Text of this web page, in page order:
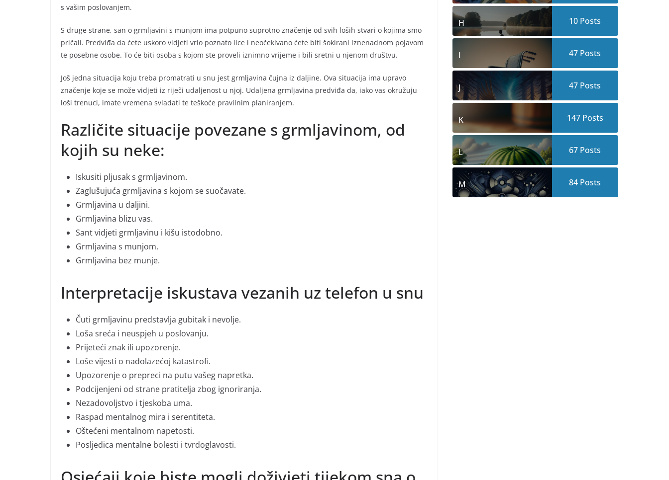
s vašim poslovanjem.
S druge strane, san o grmljavini s munjom ima potpuno suprotno značenje od svih loših stvari o kojima smo
pričali. Predviđa da ćete uskoro vidjeti vrlo poznato lice i neočekivano ćete biti šokirani iznenadnom pojavom
te posebne osobe. To će biti osoba s kojom ste proveli iznimno vrijeme i bili sretni u njenom društvu.
Još jedna situacija koju treba promatrati u snu jest grmljavina čujna iz daljine. Ova situacija ima upravo
značenje koje se može vidjeti iz riječi udaljenost u njoj. Udaljena grmljavina predviđa da, iako vas okružuju
loši trenuci, imate vremena svladati te teškoće pravilnim planiranjem.
Različite situacije povezane s grmljavinom, od
kojih su neke:
Iskusiti pljusak s grmljavinom.
Zaglušujuća grmljavina s kojom se suočavate.
Grmljavina u daljini.
Grmljavina blizu vas.
Sant vidjeti grmljavinu i kišu istodobno.
Grmljavina s munjom.
Grmljavina bez munje.
Interpretacije iskustava vezanih uz telefon u snu
Čuti grmljavinu predstavlja gubitak i nevolje.
Loša sreća i neuspjeh u poslovanju.
Prijeteći znak ili upozorenje.
Loše vijesti o nadolazećoj katastrofi.
Upozorenje o prepreci na putu vašeg napretka.
Podcijenjeni od strane pratitelja zbog ignoriranja.
Nezadovoljstvo i tjeskoba uma.
Raspad mentalnog mira i serentiteta.
Oštećeni mentalnom napetosti.
Posljedica mentalne bolesti i tvrdoglavosti.
H 10 Posts
I 47 Posts
J 47 Posts
K 147Posts
L 67 Posts
M 84 Posts